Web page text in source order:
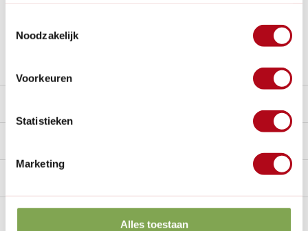
Noodzakelijk
Voorkeuren
Statistieken
Marketing
Alles toestaan
De ren/vluchtruimte bestaat uit losse panelen, die jezelf in